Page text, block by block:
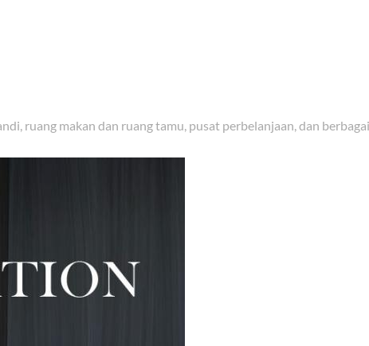
ruang makan dan ruang tamu, pusat perbelanjaan, dan